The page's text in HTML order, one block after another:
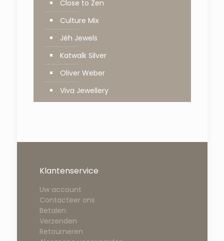
Close to Zen
Culture Mix
Jéh Jewels
Katwalk Silver
Oliver Weber
Viva Jewellery
Klantenservice
Uw account
Contacteer ons
Betalen
Verzenden
Retourneren